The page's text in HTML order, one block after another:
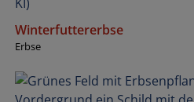
Winterfuttererbse
Erbse